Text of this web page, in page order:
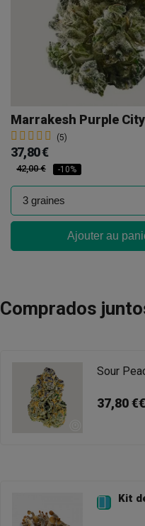
Marrakesh Purple
(5)
37,80 €
42,00 € -10%
Ajouter au
Comprados
Sour
37,80 €€
 Kit